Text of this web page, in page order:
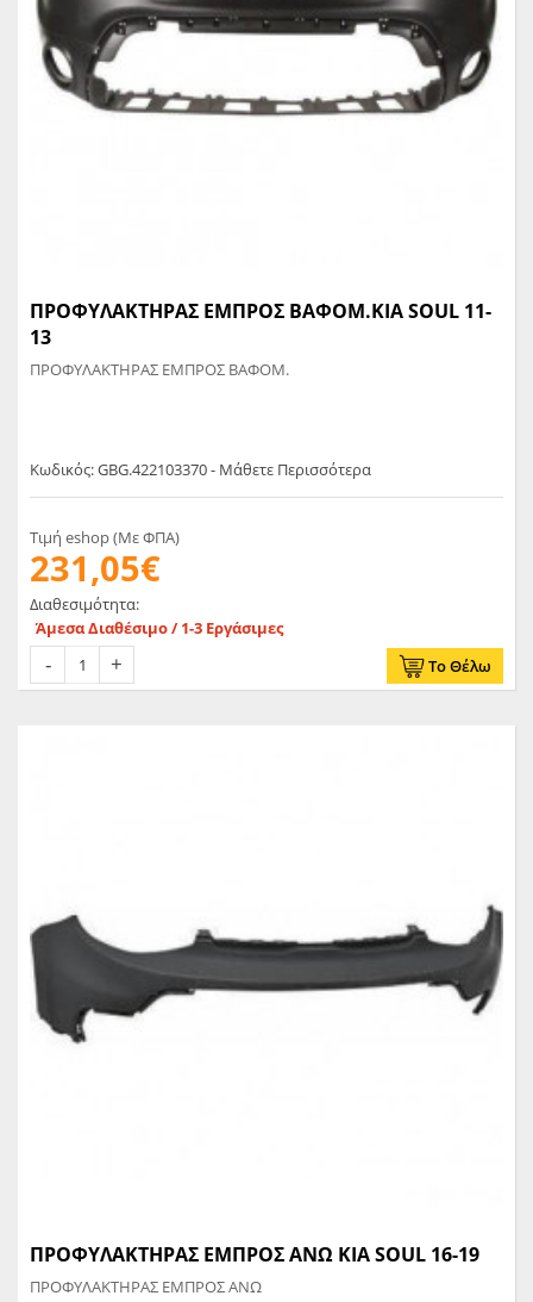
ΠΡΟΦΥΛΑΚΤΗΡΑΣ ΕΜΠΡΟΣ ΒΑΦΟΜ.KIA SOUL 11-
13
ΠΡΟΦΥΛΑΚΤΗΡΑΣ ΕΜΠΡΟΣ ΒΑΦΟΜ.
Κωδικός: GBG.422103370 - Μάθετε Περισσότερα
Τιμή eshop (Με ΦΠΑ)
231,05€
Διαθεσιμότητα:
Άμεσα Διαθέσιμο / 1-3 Εργάσιμες
Το Θέλω
ΠΡΟΦΥΛΑΚΤΗΡΑΣ ΕΜΠΡΟΣ ΑΝΩ KIA SOUL 16-19
ΠΡΟΦΥΛΑΚΤΗΡΑΣ ΕΜΠΡΟΣ ΑΝΩ